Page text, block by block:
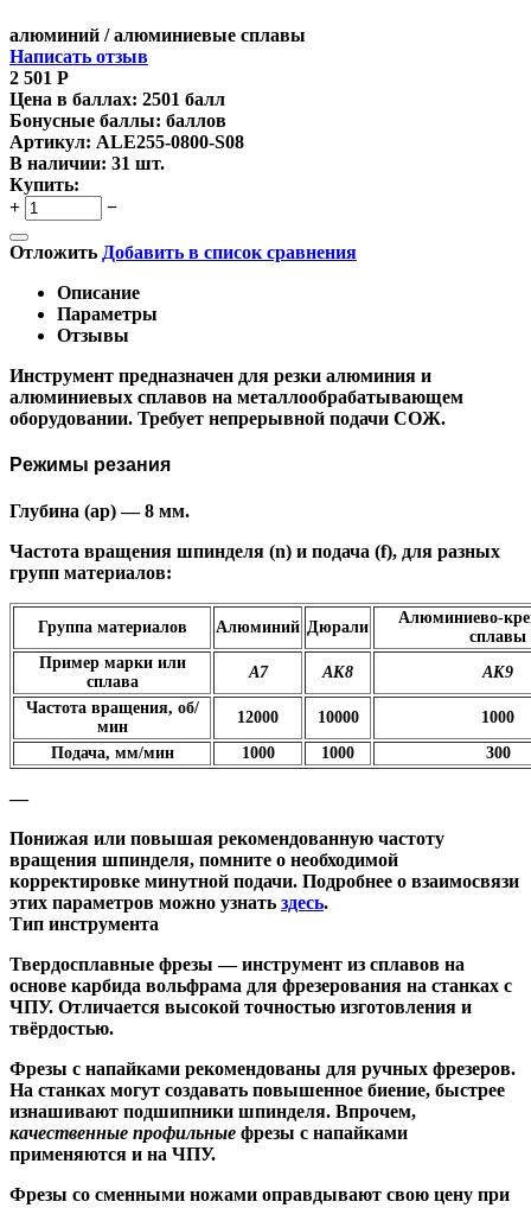
алюминий / алюминиевые сплавы
Написать отзыв
2 501 Р
Цена в баллах: 2501 балл
Бонусные баллы: баллов
Артикул: ALE255-0800-S08
В наличии: 31 шт.
Купить:
+
−
Отложить Добавить в список сравнения
Описание
Параметры
Отзывы
Инструмент предназначен для резки алюминия и
алюминиевых сплавов на металлообрабатывающем
оборудовании. Требует непрерывной подачи СОЖ.
Режимы резания
Глубина (ap) — 8 мм.
Частота вращения шпинделя (n) и подача (f), для разных
групп материалов:
Группа материалов Алюминий Дюрали
Алюминиево-
сплавы
Пример марки или
сплава
А7 АК8
АК9
Частота вращения, об/
мин
12000 10000
1000
Подача, мм/мин
1000 1000 300
—
Понижая или повышая рекомендованную частоту
вращения шпинделя, помните о необходимой
корректировке минутной подачи. Подробнее о взаимосвязи
этих параметров можно узнать здесь.
Тип инструмента
Твердосплавные фрезы — инструмент из сплавов на
основе карбида вольфрама для фрезерования на станках с
ЧПУ. Отличается высокой точностью изготовления и
твёрдостью.
Фрезы с напайками рекомендованы для ручных фрезеров.
На станках могут создавать повышенное биение, быстрее
изнашивают подшипники шпинделя. Впрочем,
качественные профильные фрезы с напайками
применяются и на ЧПУ.
Фрезы со сменными ножами оправдывают свою цену при